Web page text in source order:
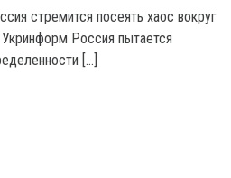
стремится посеять хаос вокруг
Россия пытается
[…]